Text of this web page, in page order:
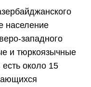
население
западного
и тюркоязычные
около 15